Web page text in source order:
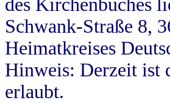
des Kirchenbuches
Schwank-Straße 8,
Heimatkreises
Hinweis: Derzeit ist
erlaubt.